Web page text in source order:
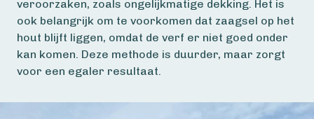
veroorzaken, zoals ongelijkmatige dekking. Het is
ook belangrijk om te voorkomen dat zaagsel op het
hout blijft liggen, omdat de verf er niet goed onder
kan komen. Deze methode is duurder, maar zorgt
voor een egaler resultaat.